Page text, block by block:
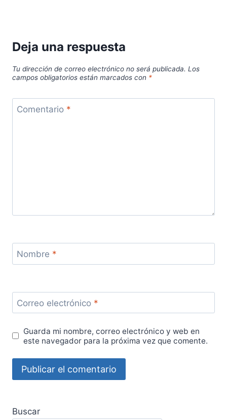
Deja una respuesta
Tu dirección de correo electrónico no será publicada. Los
campos obligatorios están marcados con *
Comentario *
Nombre *
Correo electrónico *
Guarda mi nombre, correo electrónico y web en
este navegador para la próxima vez que comente.
Buscar